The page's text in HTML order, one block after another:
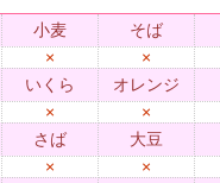
小麦 そば
× ×
いくら オレンジ
× ×
さば 大豆
× ×